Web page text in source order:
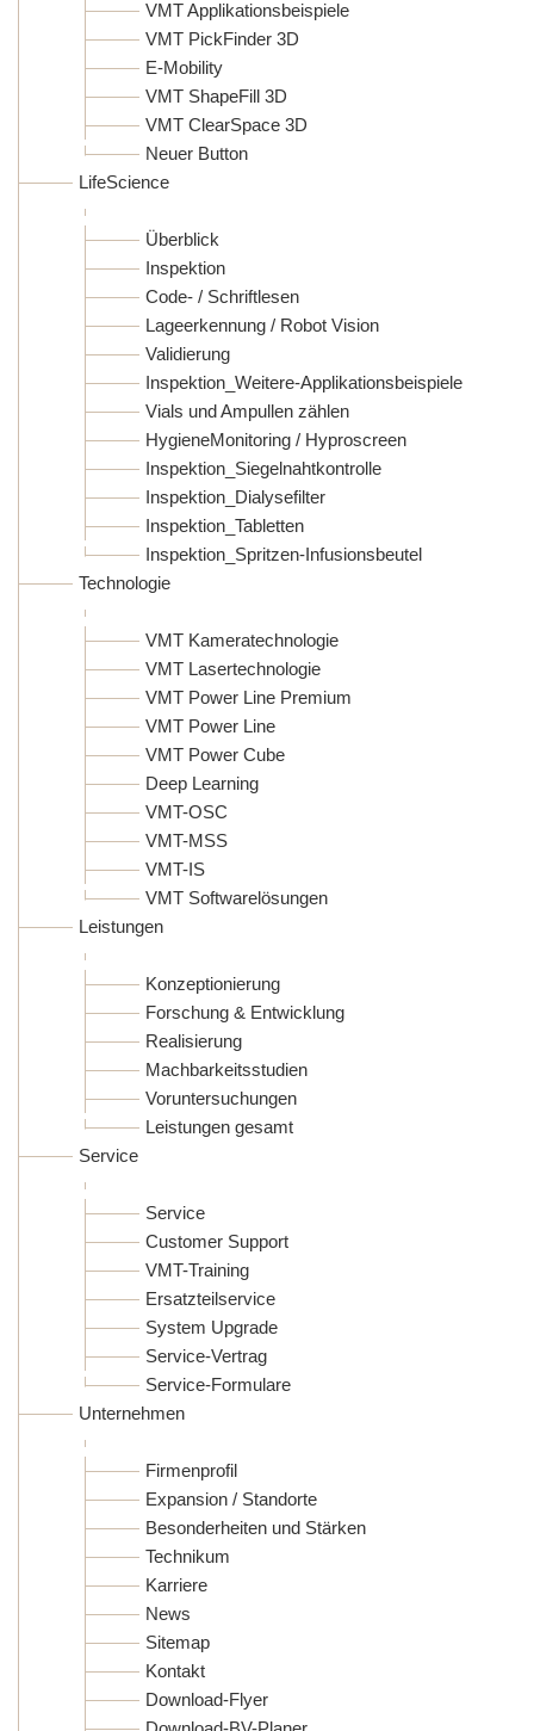
VMT Applikationsbeispiele
VMT PickFinder 3D
E-Mobility
VMT ShapeFill 3D
VMT ClearSpace 3D
Neuer Button
LifeScience
Überblick
Inspektion
Code- / Schriftlesen
Lageerkennung / Robot Vision
Validierung
Inspektion_Weitere-Applikationsbeispiele
Vials und Ampullen zählen
HygieneMonitoring / Hyproscreen
Inspektion_Siegelnahtkontrolle
Inspektion_Dialysefilter
Inspektion_Tabletten
Inspektion_Spritzen-Infusionsbeutel
Technologie
VMT Kameratechnologie
VMT Lasertechnologie
VMT Power Line Premium
VMT Power Line
VMT Power Cube
Deep Learning
VMT-OSC
VMT-MSS
VMT-IS
VMT Softwarelösungen
Leistungen
Konzeptionierung
Forschung & Entwicklung
Realisierung
Machbarkeitsstudien
Voruntersuchungen
Leistungen gesamt
Service
Service
Customer Support
VMT-Training
Ersatzteilservice
System Upgrade
Service-Vertrag
Service-Formulare
Unternehmen
Firmenprofil
Expansion / Standorte
Besonderheiten und Stärken
Technikum
Karriere
News
Sitemap
Kontakt
Download-Flyer